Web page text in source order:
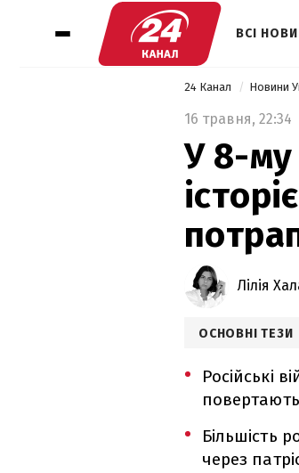
ВСІ
24 Канал Новини
16 травня, 22:34
У 8-
Лілія
ОСНОВНІ ТЕЗИ
Російські
Більшість
через